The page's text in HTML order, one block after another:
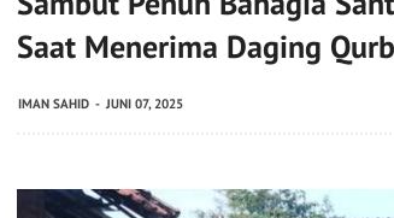
Saat Menerima Daging
IMAN SAHID JUNI 07, 2025